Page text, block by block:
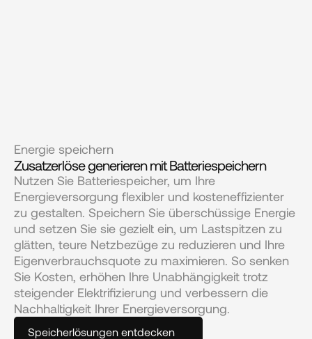
Energie speichern
Zusatzerlöse generieren mit Batteriespeichern
Nutzen Sie Batteriespeicher, um Ihre
Energieversorgung flexibler und kosteneffizienter
zu gestalten. Speichern Sie überschüssige Energie
und setzen Sie sie gezielt ein, um Lastspitzen zu
glätten, teure Netzbezüge zu reduzieren und Ihre
Eigenverbrauchsquote zu maximieren. So senken
Sie Kosten, erhöhen Ihre Unabhängigkeit trotz
steigender Elektrifizierung und verbessern die
Nachhaltigkeit Ihrer Energieversorgung.
Speicherlösungen entdecken